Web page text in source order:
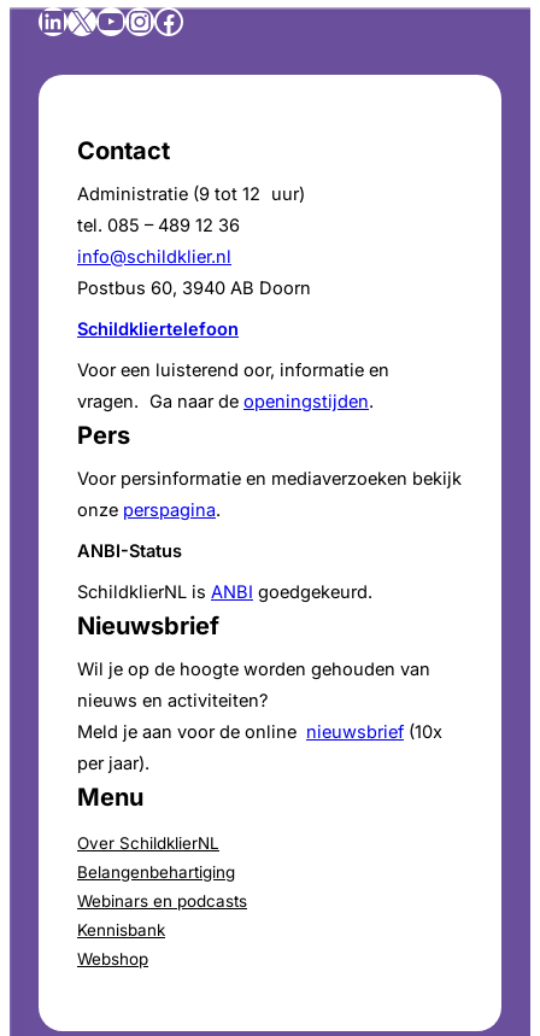
organisaties willen dat er integraal beleid komt
en
werk(behoud)
LinkedIn
X YouTube
Instagram
Facebook
Contact
Administratie (9 tot 12 uur)
tel. 085 – 489 12 36
info@schildklier.nl
Postbus 60, 3940 AB Doorn
Schildkliertelefoon
Voor een luisterend oor, informatie en
vragen. Ga naar de openingstijden.
Pers
Voor persinformatie en mediaverzoeken bekijk
onze perspagina.
ANBI-Status
SchildklierNL is ANBI goedgekeurd.
Nieuwsbrief
Wil je op de hoogte worden gehouden van
nieuws en activiteiten?
Meld je aan voor de online nieuwsbrief (10x
per jaar).
Menu
Over SchildklierNL
Belangenbehartiging
Webinars en podcasts
Kennisbank
Webshop